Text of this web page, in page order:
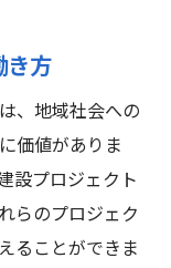
き方
、地域社会への
価値がありま
設プロジェクト
らのプロジェク
ることができま